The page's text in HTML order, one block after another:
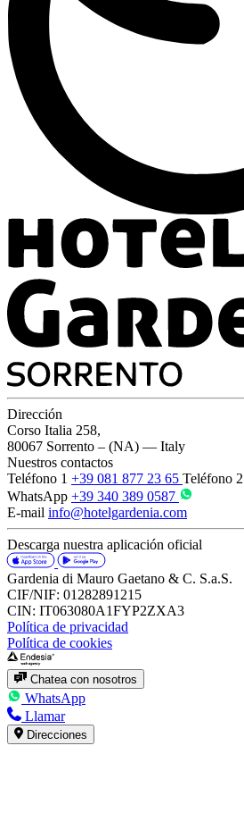
Dirección
Corso Italia 258,
80067 Sorrento – (NA) — Italy
Nuestros contactos
Teléfono 1 +39 081 877 23 65 Teléfono 2
WhatsApp +39 340 389 0587
E-mail info@hotelgardenia.com
Descarga nuestra aplicación oficial
Gardenia di Mauro Gaetano & C. S.a.S.
CIF/NIF: 01282891215
CIN: IT063080A1FYP2ZXA3
Política de privacidad
Política de cookies
Chatea con nosotros
WhatsApp
Llamar
Direcciones